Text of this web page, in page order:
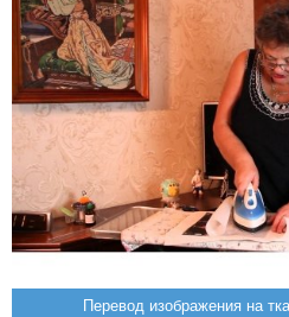
Перевод изображения на